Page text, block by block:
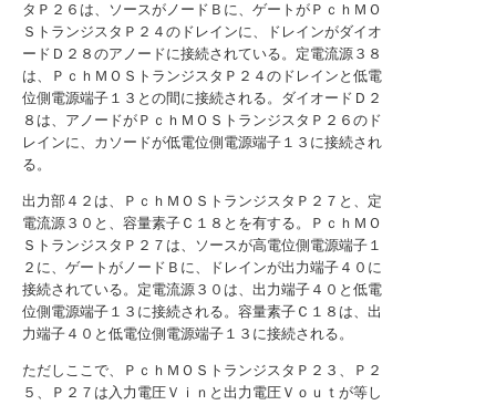
タＰ２６は、ソースがノードＢに、ゲートがＰｃｈＭＯ
ＳトランジスタＰ２４のドレインに、ドレインがダイオ
ードＤ２８のアノードに接続されている。定電流源３８
は、ＰｃｈＭＯＳトランジスタＰ２４のドレインと低電
位側電源端子１３との間に接続される。ダイオードＤ２
８は、アノードがＰｃｈＭＯＳトランジスタＰ２６のド
レインに、カソードが低電位側電源端子１３に接続され
る。
出力部４２は、ＰｃｈＭＯＳトランジスタＰ２７と、定
電流源３０と、容量素子Ｃ１８とを有する。ＰｃｈＭＯ
ＳトランジスタＰ２７は、ソースが高電位側電源端子１
２に、ゲートがノードＢに、ドレインが出力端子４０に
接続されている。定電流源３０は、出力端子４０と低電
位側電源端子１３に接続される。容量素子Ｃ１８は、出
力端子４０と低電位側電源端子１３に接続される。
ただしここで、ＰｃｈＭＯＳトランジスタＰ２３、Ｐ２
５、Ｐ２７は入力電圧Ｖｉｎと出力電圧Ｖｏｕｔが等し